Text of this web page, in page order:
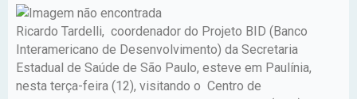
Ricardo Tardelli, coordenador do Projeto BID (Banco
Interamericano de Desenvolvimento) da Secretaria
Estadual de Saúde de São Paulo, esteve em Paulínia,
nesta terça-feira (12), visitando o Centro de